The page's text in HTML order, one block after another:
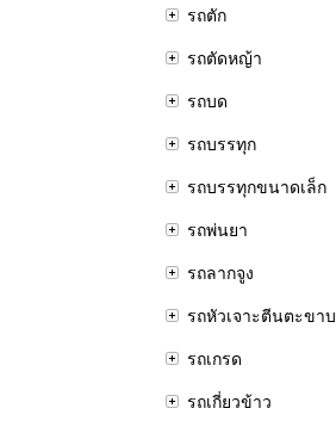
รถตัก
รถตัดหญ้า
รถบด
รถบรรทุก
รถบรรทุกขนาดเล็ก
รถพ่นยา
รถลากจูง
รถหัวเจาะตีนตะขาบ
รถเกรด
รถเกี่ยวข้าว